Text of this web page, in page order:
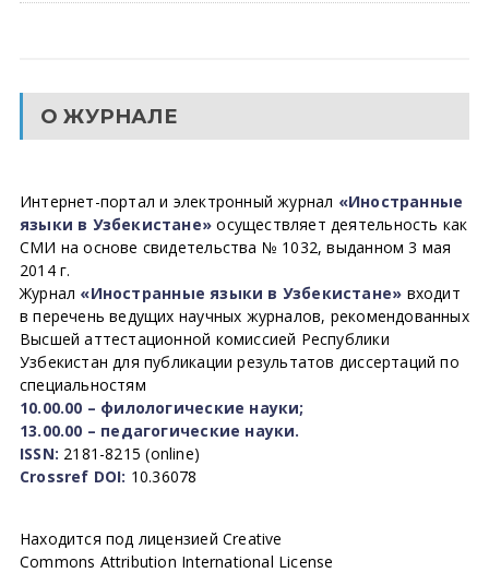
О ЖУРНАЛЕ
Интернет-портал и электронный журнал «Иностранные
языки в Узбекистане» осуществляет деятельность как
СМИ на основе свидетельства № 1032, выданном 3 мая
2014 г.
Журнал «Иностранные языки в Узбекистане» входит
в перечень ведущих научных журналов, рекомендованных
Высшей аттестационной комиссией Республики
Узбекистан для публикации результатов диссертаций по
специальностям
10.00.00 – филологические науки;
13.00.00 – педагогические науки.
ISSN: 2181-8215 (online)
Crossref DOI: 10.36078
Находится под лицензией Creative
Commons Attribution International License